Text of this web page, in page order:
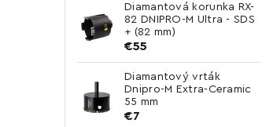
Diamantová korunka RX-
82 DNIPRO-M Ultra - SDS
+ (82 mm)
€55
Diamantový vrták
Dnipro-M Extra-Ceramic
55 mm
€7